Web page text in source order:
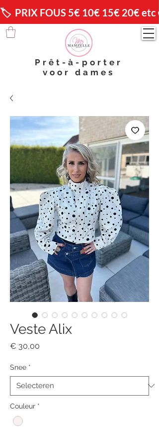
🏷️  PRIX FOUS 5€ 10€ 15€ 20€ etc
Prêt-à-porter
voor dames
Veste Alix
€ 30,00
Snee *
Couleur *